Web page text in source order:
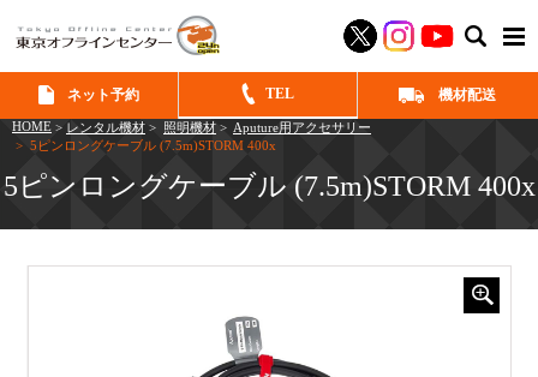
ネット予約 TEL 機材配送
HOME > レンタル機材 > 照明機材 > Aputure用アクセサリー
> 5ピンロングケーブル (7.5m)STORM 400x
5ピンロングケーブル (7.5m)STORM 400x